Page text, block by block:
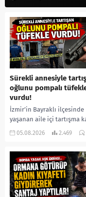
Sürekli annesiyle
oğlunu pompalı
vurdu!
İzmir’in Bayraklı ilçesinde
yaşanan aile içi tartışma
bitti. İddiaya göre, uzun
05.08.2026 2.469